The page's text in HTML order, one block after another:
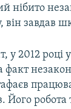
нібито
він завдав
у 2012 році
Його робота